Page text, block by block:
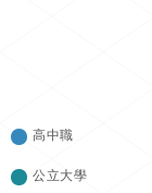
高中職
公立大學